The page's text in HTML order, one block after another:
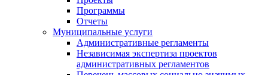
Программы
Отчеты
Муниципальные услуги
Административные регламенты
Независимая экспертиза проектов
административных регламентов